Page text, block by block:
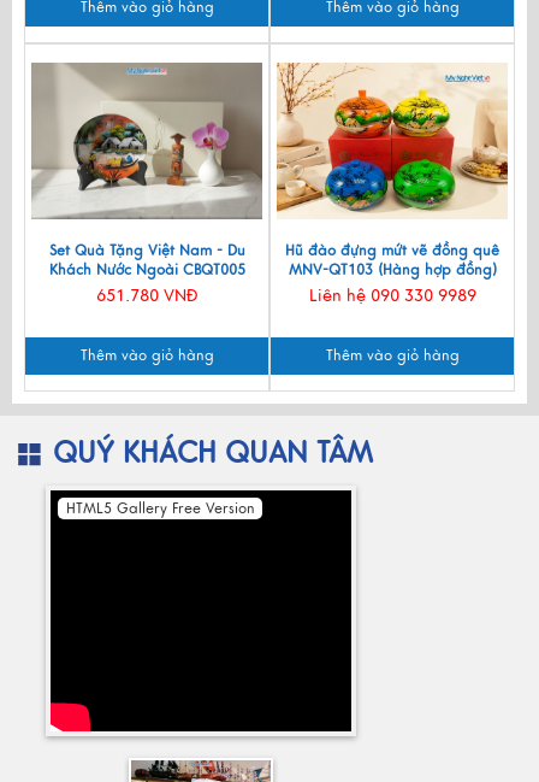
Thêm vào giỏ hàng Thêm vào giỏ hàng
Set Quà Tặng Việt Nam - Du
Khách Nước Ngoài CBQT005
651.780 VNĐ
Thêm vào giỏ hàng
Hũ đào đựng mứt vẽ đồng quê
MNV-QT103 (Hàng hợp đồng)
Liên hệ 090 330 9989
Thêm vào giỏ hàng
QUÝ KHÁCH QUAN TÂM
HTML5 Gallery Free Version